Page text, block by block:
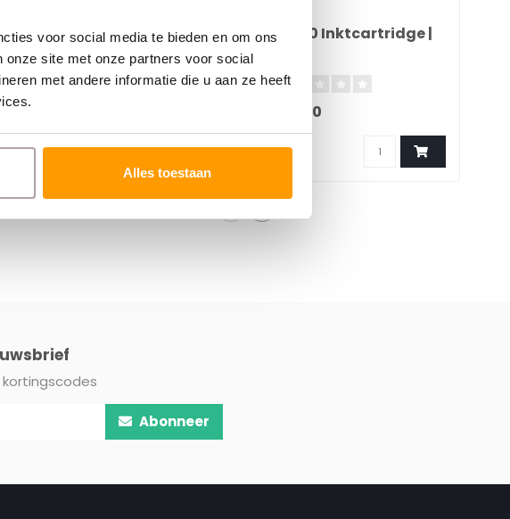
voor social media te bieden en om ons
site met onze partners voor social
met andere informatie die u aan ze heeft
Alles toestaan
C4000 Inktcartridge |
Black Gloss
C4000 Inktcartridge |
€37,00
Abonneer